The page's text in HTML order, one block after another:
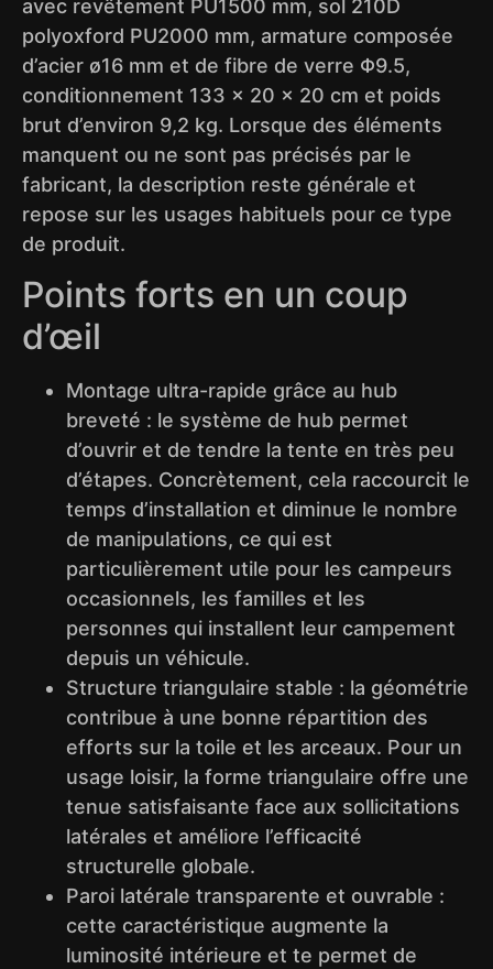
avec revêtement PU1500 mm, sol 210D
polyoxford PU2000 mm, armature composée
d’acier ø16 mm et de fibre de verre Φ9.5,
conditionnement 133 x 20 x 20 cm et poids
brut d’environ 9,2 kg. Lorsque des éléments
manquent ou ne sont pas précisés par le
fabricant, la description reste générale et
repose sur les usages habituels pour ce type
de produit.
Points forts en un coup
d’œil
Montage ultra-rapide grâce au hub
breveté : le système de hub permet
d’ouvrir et de tendre la tente en très peu
d’étapes. Concrètement, cela raccourcit le
temps d’installation et diminue le nombre
de manipulations, ce qui est
particulièrement utile pour les campeurs
occasionnels, les familles et les
personnes qui installent leur campement
depuis un véhicule.
Structure triangulaire stable : la géométrie
contribue à une bonne répartition des
efforts sur la toile et les arceaux. Pour un
usage loisir, la forme triangulaire offre une
tenue satisfaisante face aux sollicitations
latérales et améliore l’efficacité
structurelle globale.
Paroi latérale transparente et ouvrable :
cette caractéristique augmente la
luminosité intérieure et te permet de